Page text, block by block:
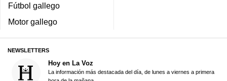
Fútbol gallego
Motor gallego
NEWSLETTERS
Hoy en La Voz
La información más destacada del día, de lunes a viernes a primera